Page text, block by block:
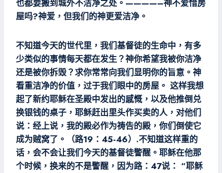
也都要搬到城外不洁净之处。————–神不爱惜房
屋吗?神爱，但我们的神更爱洁净。
不知道今天的世代里，我们基督徒的生命中，有多
少类似的事情每天都在发生？神你希望我被你洁净
还是被你拆毁？求你常常向我们显明你的旨意。神
看重洁净的价值，过于我们眼中的房屋。 这样我想
起了新约耶稣在圣殿中发出的感慨，以及他推倒兑
换银钱的桌子，耶稣赶出里头作买卖的人，对他们
说：经上说，我的殿必作为祷告的殿，你们倒使它
成为贼窝了。（路19：45-46）.不知道这样重的
话，会不会让我们今天的基督徒警醒。耶稣在他那
个时候，换来的不是警醒，因为路：47说： “耶稣